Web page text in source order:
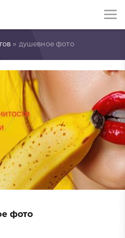
» душевное фото
фото